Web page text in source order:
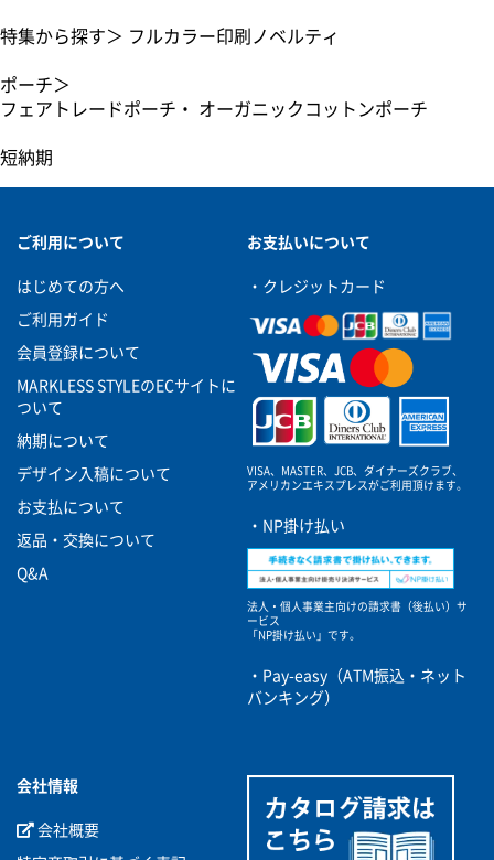
特集から探す＞ フルカラー印刷ノベルティ
ポーチ＞
フェアトレードポーチ・ オーガニックコットンポーチ
短納期
ご利用について
はじめての方へ
ご利用ガイド
会員登録について
MARKLESS STYLEのECサイトに
ついて
納期について
デザイン入稿について
お支払について
返品・交換について
Q&A
お支払いについて
・クレジットカード
VISA、MASTER、JCB、ダイナーズクラブ、
アメリカンエキスプレスがご利用頂けます。
・NP掛け払い
法人・個人事業主向けの請求書（後払い）サ
ービス
「NP掛け払い」です。
・Pay-easy（ATM振込・ネット
バンキング）
会社情報
会社概要